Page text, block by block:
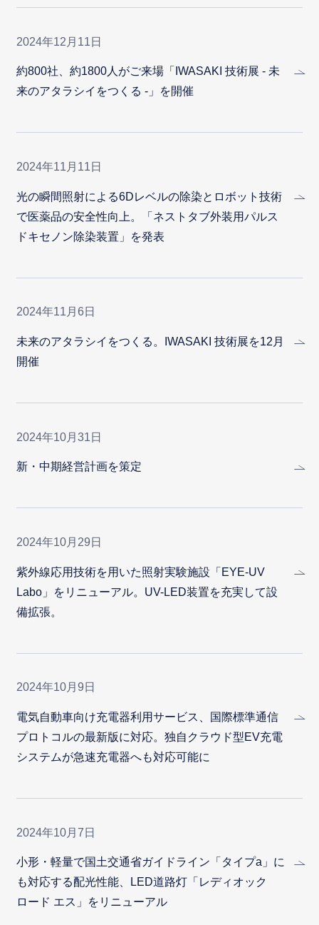
2024年12月11日
約800社、約1800人がご来場「IWASAKI 技術展 - 未
来のアタラシイをつくる -」を開催
2024年11月11日
光の瞬間照射による6Dレベルの除染とロボット技術
で医薬品の安全性向上。「ネストタブ外装用パルス
ドキセノン除染装置」を発表
2024年11月6日
未来のアタラシイをつくる。IWASAKI 技術展を12月
開催
2024年10月31日
新・中期経営計画を策定
2024年10月29日
紫外線応用技術を用いた照射実験施設「EYE-UV
Labo」をリニューアル。UV-LED装置を充実して設
備拡張。
2024年10月9日
電気自動車向け充電器利用サービス、国際標準通信
プロトコルの最新版に対応。独自クラウド型EV充電
システムが急速充電器へも対応可能に
2024年10月7日
小形・軽量で国土交通省ガイドライン「タイプa」に
も対応する配光性能、LED道路灯「レディオック
ロード エス」をリニューアル